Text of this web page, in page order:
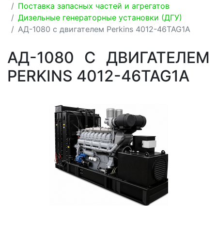
Поставка запасных частей и агрегатов
Дизельные генераторные установки (ДГУ)
АД-1080 с двигателем Perkins 4012-46TAG1A
АД-1080 С ДВИГАТЕЛЕМ
PERKINS 4012-46TAG1A